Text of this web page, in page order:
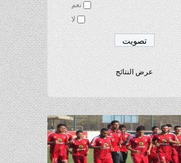
نعم
لا
عرض النتائج